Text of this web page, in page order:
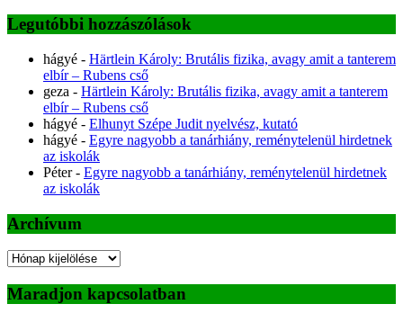
Legutóbbi hozzászólások
hágyé - Härtlein Károly: Brutális fizika, avagy amit a tanterem
elbír – Rubens cső
geza - Härtlein Károly: Brutális fizika, avagy amit a tanterem
elbír – Rubens cső
hágyé - Elhunyt Szépe Judit nyelvész, kutató
hágyé - Egyre nagyobb a tanárhiány, reménytelenül hirdetnek
az iskolák
Péter- Egyre nagyobb a tanárhiány, reménytelenül hirdetnek
az iskolák
Archívum
Archívum
Maradjon kapcsolatban